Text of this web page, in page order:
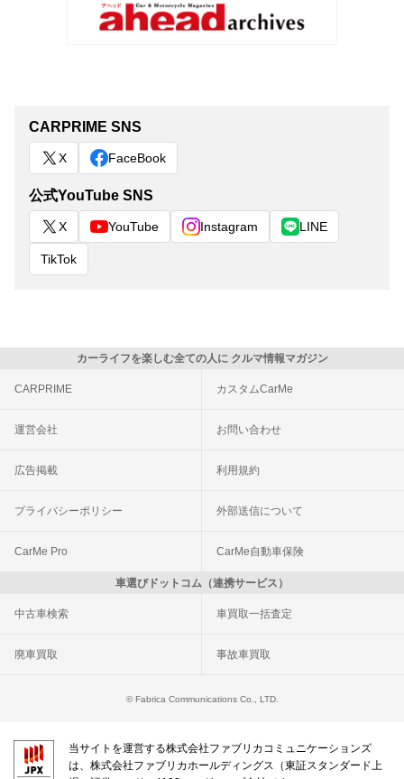
CARPRIME SNS
X FaceBook
公式YouTube SNS
X YouTube Instagram LINE
TikTok
カーライフを楽しむ全ての人に クルマ情報マガジン
CARPRIME カスタムCarMe
運営会社 お問い合わせ
広告掲載 利用規約
プライバシーポリシー 外部送信について
CarMe Pro CarMe自動車保険
車選びドットコム（連携サービス）
中古車検索 車買取一括査定
廃車買取 事故車買取
© Fabrica Communications Co., LTD.
当サイトを運営する株式会社ファブリカコミュニケーションズ
は、株式会社ファブリカホールディングス（東証スタンダード上